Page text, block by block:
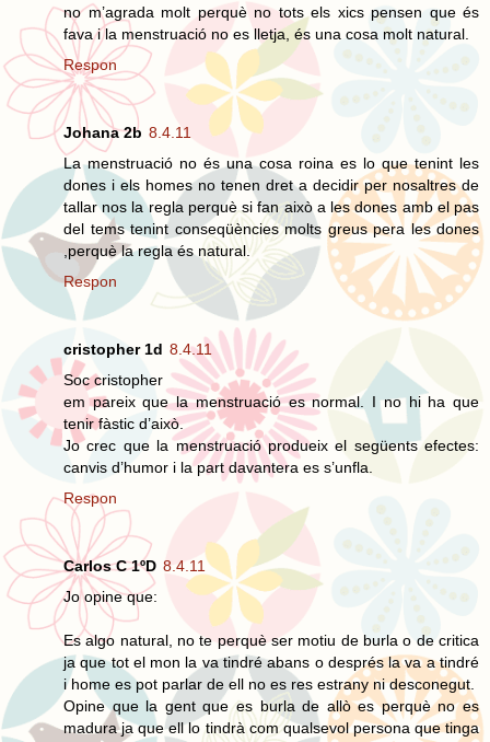
no m’agrada molt perquè no tots els xics pensen que és
fava i la menstruació no es lletja, és una cosa molt natural.
Respon
Johana 2b 8.4.11
La menstruació no és una cosa roina es lo que tenint les
dones i els homes no tenen dret a decidir per nosaltres de
tallar nos la regla perquè si fan això a les dones amb el pas
del tems tenint conseqüències molts greus pera les dones
,perquè la regla és natural.
Respon
cristopher 1d 8.4.11
Soc cristopher
em pareix que la menstruació es normal. I no hi ha que
tenir fàstic d’això.
Jo crec que la menstruació produeix el següents efectes:
canvis d’humor i la part davantera es s’unfla.
Respon
Carlos C 1ºD 8.4.11
Jo opine que:
Es algo natural, no te perquè ser motiu de burla o de critica
ja que tot el mon la va tindré abans o després la va a tindré
i home es pot parlar de ell no es res estrany ni desconegut.
Opine que la gent que es burla de allò es perquè no es
madura ja que ell lo tindrà com qualsevol persona que tinga